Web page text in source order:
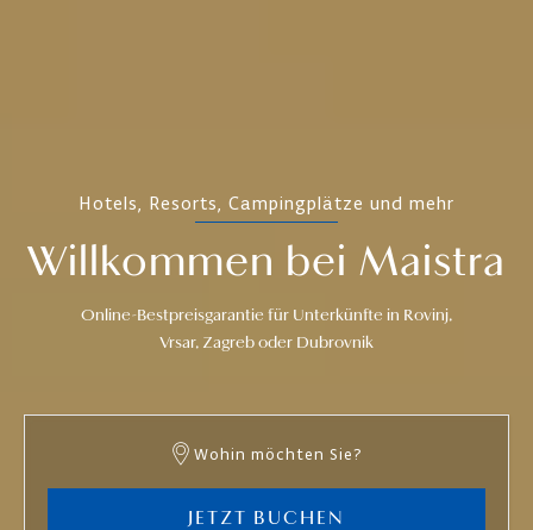
Hotels, Resorts, Campingplätze und mehr
Willkommen bei Maistra
Online-Bestpreisgarantie für Unterkünfte in Rovinj,
Vrsar, Zagreb oder Dubrovnik
Wohin möchten Sie?
JETZT BUCHEN